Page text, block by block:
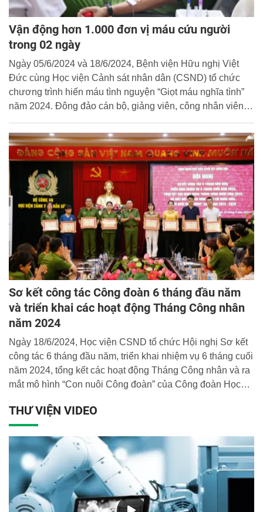
Vận động hơn 1.000 đơn vị máu cứu người
trong 02 ngày
Ngày 05/6/2024 và 18/6/2024, Bệnh viện Hữu nghị Việt
Đức cùng Học viện Cảnh sát nhân dân (CSND) tổ chức
chương trình hiến máu tình nguyện “Giọt máu nghĩa tình”
năm 2024. Đông đảo cán bộ, giảng viên, công nhân viên
và học viên Học viện đã tích cực hưởng ứng, tham gia
hiến máu cứu người.
Sơ kết công tác Công đoàn 6 tháng đầu năm
và triển khai các hoạt động Tháng Công nhân
năm 2024
Ngày 18/6/2024, Học viện CSND tổ chức Hội nghị Sơ kết
công tác 6 tháng đầu năm, triển khai nhiệm vụ 6 tháng cuối
năm 2024, tổng kết các hoạt động Tháng Công nhân và ra
mắt mô hình “Con nuôi Công đoàn” của Công đoàn Học
THƯ VIỆN VIDEO